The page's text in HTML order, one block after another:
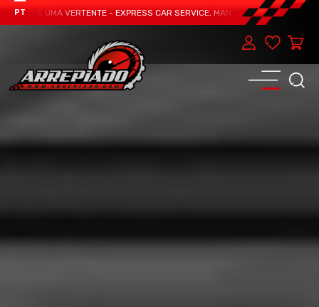
PTUMA VERTENTE - EXPRESS CAR SERVICE, MANUTENÇÃO DO TEU CARRO